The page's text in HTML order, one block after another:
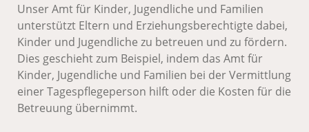
Unser Amt für Kinder, Jugendliche und Familien
unterstützt Eltern und Erziehungsberechtigte dabei,
Kinder und Jugendliche zu betreuen und zu fördern.
Dies geschieht zum Beispiel, indem das Amt für
Kinder, Jugendliche und Familien bei der Vermittlung
einer Tagespflegeperson hilft oder die Kosten für die
Betreuung übernimmt.